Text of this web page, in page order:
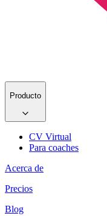
Producto
CV Virtual
Para coaches
Acerca de
Precios
Blog